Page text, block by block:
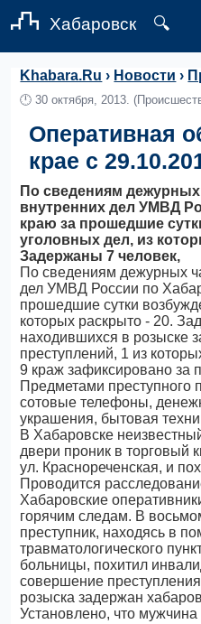
Хабаровск 🔍
Khabara.Ru › Новости ›
🕛30 октября, 2013.
Оперативная
крае с
По сведениям дежурных
внутренних дел УМВД
краю за прошедшие
уголовных дел, из
Задержаны 7 человек,
По сведениям дежурных
дел УМВД России по
прошедшие сутки
которых раскрыто - 20.
находившихся в розыске
преступлений, 1 из
9 краж зафиксировано за
Предметами преступного
сотовые телефоны,
украшения, бытовая
В Хабаровске
двери проник в торговый
ул. Краснореченская, и
Проводится
Хабаровские
горячим следам. В
преступник, находясь в
травматологического
больницы, похитил
совершение
розыска задержан
Установлено, что